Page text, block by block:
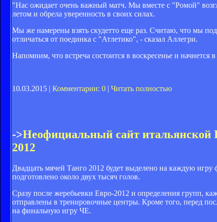
"Нас ожидает очень важный матч. Мы вместе с "Ромой"
летом и обрела уверенность в своих силах.
Мы же намерены взять скудетто еще раз. Считаю, что мы
отличаться от поединка с "Атлетико", - сказал Аллегри.
Напомним, что встреча состоится в воскресенье и начнется
10.03.2015 | Комментарии: 0 | Читать полностью
->Неофициальный сайт итальянской
2012
Двадцать мячей Танго 2012 будет выделено на каждую
подготовлено около двух тысяч голов.
Сразу после жеребьевки Евро-2012 и определения групп,
отправлены в тренировочные центры. Кроме того, перед
на финальную игру ЧЕ.